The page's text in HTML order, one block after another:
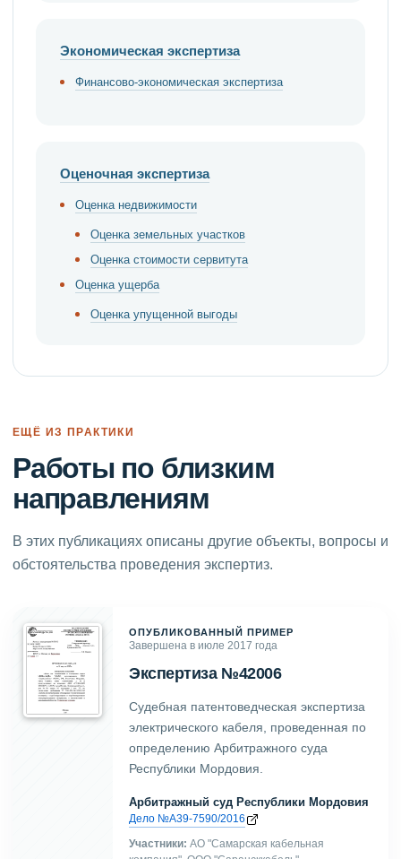
Экономическая экспертиза
Финансово-экономическая экспертиза
Оценочная экспертиза
Оценка недвижимости
Оценка земельных участков
Оценка стоимости сервитута
Оценка ущерба
Оценка упущенной выгоды
ЕЩЁ ИЗ ПРАКТИКИ
Работы по близким
направлениям
В этих публикациях описаны другие объекты, вопросы и
обстоятельства проведения экспертиз.
ОПУБЛИКОВАННЫЙ ПРИМЕР
Завершена в июле 2017 года
Экспертиза №42006
Судебная патентоведческая экспертиза
электрического кабеля, проведенная по
определению Арбитражного суда
Республики Мордовия.
Арбитражный суд Республики Мордовия
Дело №А39-7590/2016
Участники: АО "Самарская кабельная